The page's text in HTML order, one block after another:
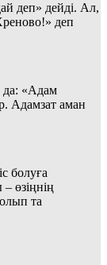
деп» дейді. Ал,
деп
да: «Адам
Адамзат аман
болуға
өзіңнің
та